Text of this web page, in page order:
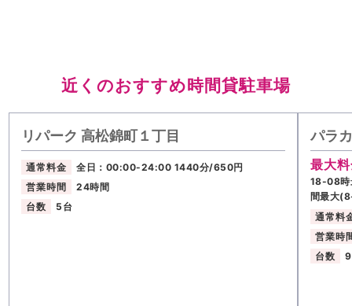
近くのおすすめ時間貸駐車場
リパーク 高松錦町１丁目
通常料金
全日：00:00-24:00 1440分/650円
営業時間
24時間
台数
5台
パラ
最大
18-08
間最大
通常料
営業時
台数